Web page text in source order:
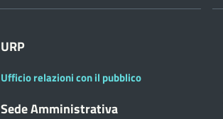
URP
Ufficio relazioni con il pubblico
Sede Amministrativa